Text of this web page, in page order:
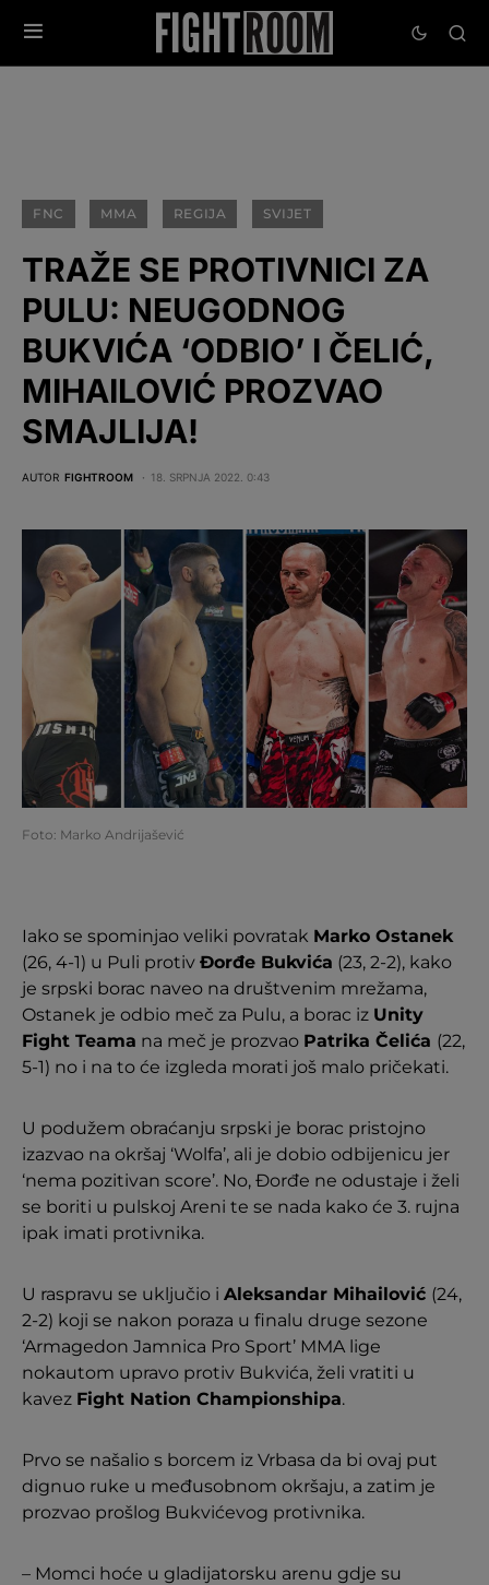
FNC MMA REGIJA SVIJET
TRAŽE SE PROTIVNICI ZA
PULU: NEUGODNOG
BUKVIĆA ‘ODBIO’ I ČELIĆ,
MIHAILOVIĆ PROZVAO
SMAJLIJA!
AUTOR FIGHTROOM 18. SRPNJA 2022. 0:43
Foto: Marko Andrijašević
Iako se spominjao veliki povratak Marko Ostanek
(26, 4-1) u Puli protiv Đorđe Bukvića (23, 2-2), kako
je srpski borac naveo na društvenim mrežama,
Ostanek je odbio meč za Pulu, a borac iz Unity
Fight Teama na meč je prozvao Patrika Čelića (22,
5-1) no i na to će izgleda morati još malo pričekati.
U podužem obraćanju srpski je borac pristojno
izazvao na okršaj ‘Wolfa’, ali je dobio odbijenicu jer
‘nema pozitivan score’. No, Đorđe ne odustaje i želi
se boriti u pulskoj Areni te se nada kako će 3. rujna
ipak imati protivnika.
U raspravu se uključio i Aleksandar Mihailović (24,
2-2) koji se nakon poraza u finalu druge sezone
‘Armagedon Jamnica Pro Sport’ MMA lige
nokautom upravo protiv Bukvića, želi vratiti u
kavez Fight Nation Championshipa.
Prvo se našalio s borcem iz Vrbasa da bi ovaj put
dignuo ruke u međusobnom okršaju, a zatim je
prozvao prošlog Bukvićevog protivnika.
– Momci hoće u gladijatorsku arenu gdje su